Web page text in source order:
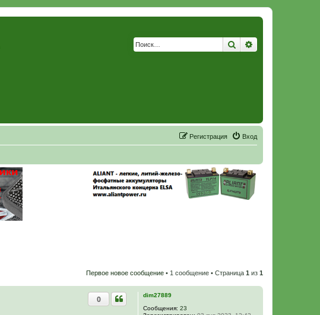
Поиск
Вход
Регистрация
Первое новое сообщение • 1 сообщение • Страница 1 из 1
dim27889
Сообщения: 23
0